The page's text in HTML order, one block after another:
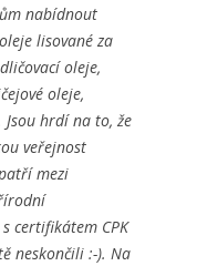
nabídnout
lisované za
oleje,
oleje,
hrdí na to, že
veřejnost
mezi
certifikátem CPK
neskončili :-). Na